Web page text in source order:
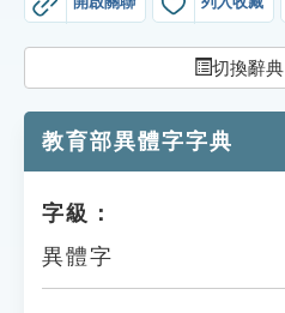
貓頭鷹博士
切換辭典
教育部異體字字典
字級：
異體字